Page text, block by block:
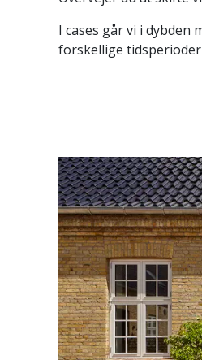
I cases går vi i
forskellige